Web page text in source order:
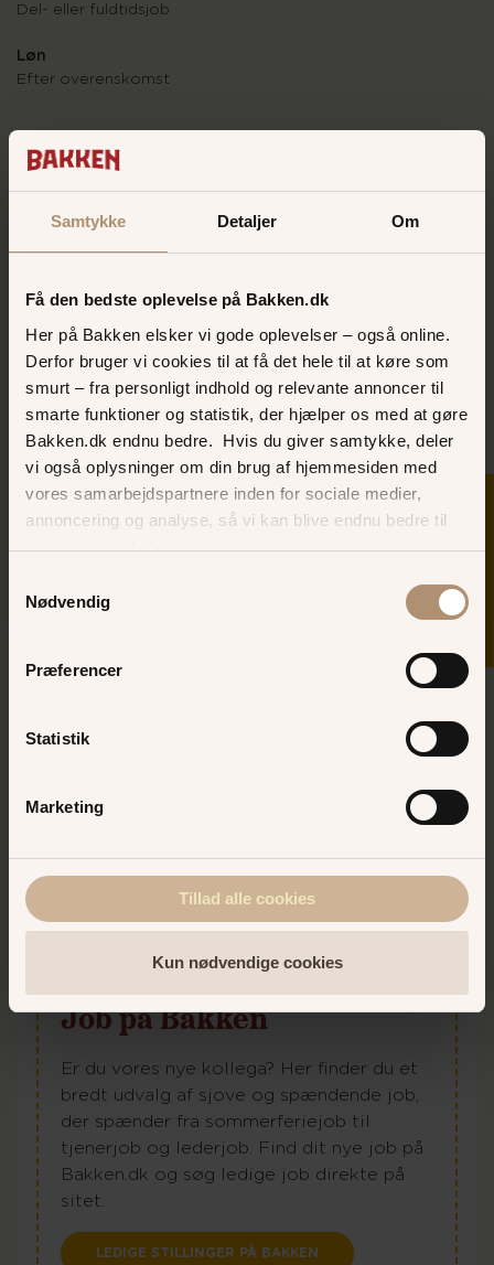
Samtykke Detaljer Om
Få den bedste oplevelse på Bakken.dk
Her på Bakken elsker vi gode oplevelser – også online.
Derfor bruger vi cookies til at få det hele til at køre som
smurt – fra personligt indhold og relevante annoncer til
smarte funktioner og statistik, der hjælper os med at gøre
Bakken.dk endnu bedre. Hvis du giver samtykke, deler
vi også oplysninger om din brug af hjemmesiden med
vores samarbejdspartnere inden for sociale medier,
annoncering og analyse, så vi kan blive endnu bedre til
næste gang, du besøger os.
Nødvendig
Præferencer
Statistik
Marketing
Tillad alle cookies
Kun nødvendige cookies
SKER I DAG
Del- eller fuldtidsjob
Løn
Efter overenskomst
Send en skriftlig ansøgning pr. e-mail
JOB PÅ BAKKEN
Medarbejder i fastfood
FORRETNING
Oscars Bøf Bar
ogFish 'n Chips
ANSØGNING
Send mailtil bakken@tdcadsl.dk
ANSØGNINGSFRIST
Job på Bakken
Er du vores nye kollega? Her finder du et
bredt udvalg af sjove og spændende job,
der spænder fra sommerferiejob til
tjenerjob og lederjob. Find dit nye job på
Bakken.dk og søg ledige job direkte på
sitet.
LEDIGE STILLINGER PÅ BAKKEN